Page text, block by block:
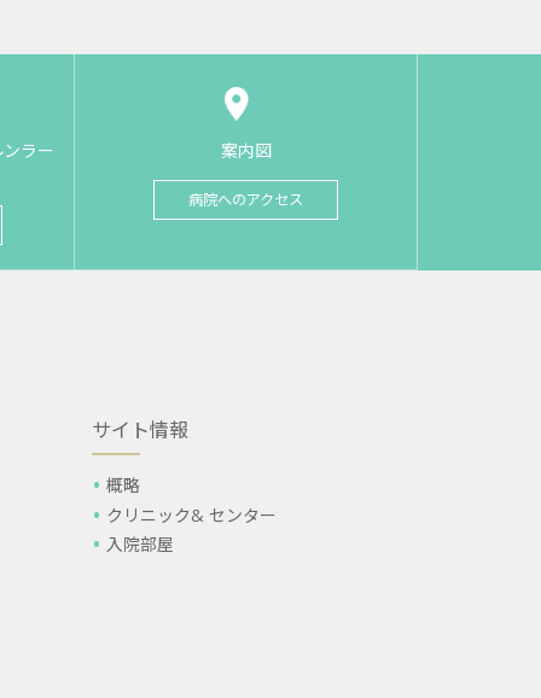
ラー 案内図
病院へのアクセス
サイト情報
概略
クリニック& センター
入院部屋